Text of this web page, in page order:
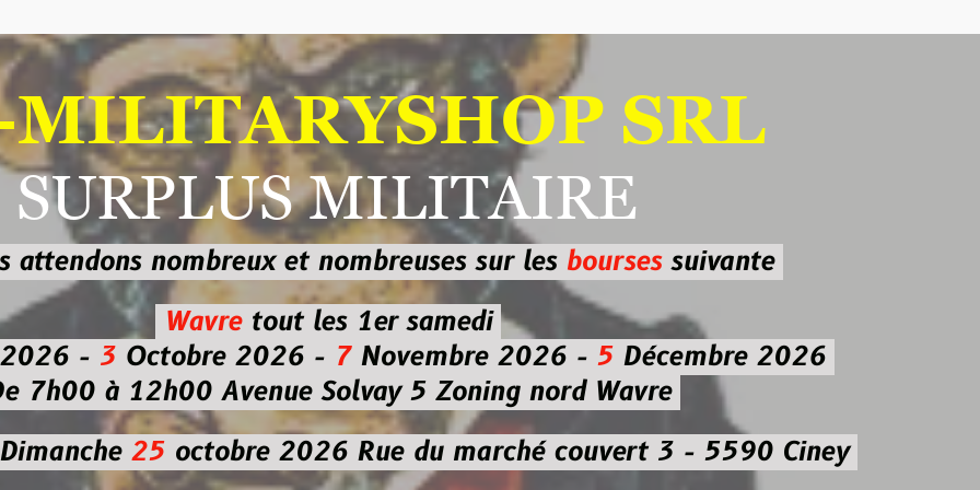
SRL
MILITAIRE
nombreux et nombreusessur les boursessuivante
Wavre
tout les 1er samedi
3Octobre 2026 - 7Novembre 2026 -5Décembre 2026
12h00 Avenue Solvay 5 Zoning nord Wavre
25octobre 2026Rue du marché couvert 3 - 5590 Ciney